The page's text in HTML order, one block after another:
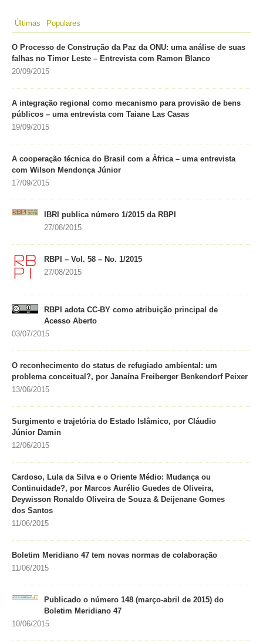
Últimas Populares
O Processo de Construção da Paz da ONU: uma análise de suas
falhas no Timor Leste – Entrevista com Ramon Blanco
20/09/2015
A integração regional como mecanismo para provisão de bens
públicos – uma entrevista com Taiane Las Casas
19/09/2015
A cooperação técnica do Brasil com a África – uma entrevista
com Wilson Mendonça Júnior
17/09/2015
IBRI publica número 1/2015 da RBPI
27/08/2015
RBPI – Vol. 58 – No. 1/2015
27/08/2015
RBPI adota CC-BY como atribuição principal de
Acesso Aberto
03/07/2015
O reconhecimento do status de refugiado ambiental: um
problema conceitual?, por Janaína Freiberger Benkendorf Peixer
13/06/2015
Surgimento e trajetória do Estado Islâmico, por Cláudio
Júnior Damin
12/06/2015
Cardoso, Lula da Silva e o Oriente Médio: Mudança ou
Continuidade?, por Marcos Aurélio Guedes de Oliveira,
Deywisson Ronaldo Oliveira de Souza & Deijenane Gomes
dos Santos
11/06/2015
Boletim Meridiano 47 tem novas normas de colaboração
11/06/2015
Publicado o número 148 (março-abril de 2015) do
Boletim Meridiano 47
10/06/2015